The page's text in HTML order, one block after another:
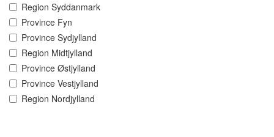
Region Syddanmark
Province Fyn
Province Sydjylland
Region Midtjylland
Province Østjylland
Province Vestjylland
Region Nordjylland